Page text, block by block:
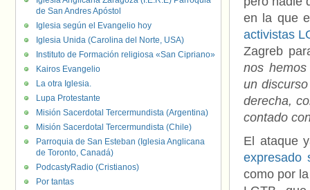
en la que
activistas
Zagreb
nos
un
derecha,
contado
El ataque
expresado
como por
de San Andres Apóstol
Iglesia según el Evangelio hoy
Iglesia Unida (Carolina del Norte, USA)
Instituto de Formación religiosa «San Cipriano»
Kairos Evangelio
La otra Iglesia.
Lupa Protestante
Misión Sacerdotal Tercermundista (Argentina)
Misión Sacerdotal Tercermundista (Chile)
Parroquia de San Esteban (Iglesia Anglicana
de Toronto, Canadá)
PodcastyRadio (Cristianos)
Por tantas